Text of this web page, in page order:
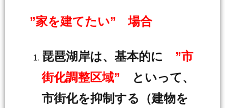
”家を建てたい” 場合
琵琶湖岸は、基本的に ”市
街化調整区域” といって、
市街化を抑制する（建物を